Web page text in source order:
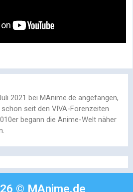
2021 bei MAnime.de angefangen,
seit den VIVA-Forenzeiten
begann die Anime-Welt näher
© MAnime.de